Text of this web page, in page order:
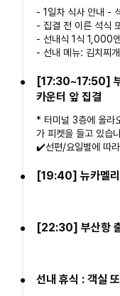
해외여행자보험
해외여행자보험 (최대1
확인하기)
불포함사항
기사/가이드 경비 :
국제관광여객세
3. 식사(1일차 석식,2일
4. 2일차 호텔 독실 사용
5.
유류할증료 변동에
본 상품의 예약접수는
다.
- 1일차 식사 안내 -
- 집결 전 이른 석식
- 선내식 1식 1,000
- 선내 메뉴: 김치찌
[17:30~17:50] 부
카운터 앞 집결
* 터미널 3층에 올라
가 피켓을 들고 있습
✔️선편/요일별에 따
[19:40] 뉴카멜리
[22:30] 부산항
선내 휴식 : 객실